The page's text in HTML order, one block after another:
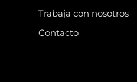
Trabaja con nosotros
Contacto